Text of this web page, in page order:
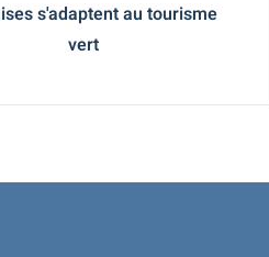
s'adaptent au tourisme
vert